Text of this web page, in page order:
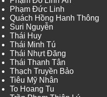
Phạm Đức Linh
Quách Hồng Hanh Thông
Suri Nguyễn
Thái Huy
Thái Minh Tú
Thái Nhựt Đăng
Thái Thanh Tân
Thạch Truyền Bảo
Tiêu Mỹ Nhân
To Hoang Tu